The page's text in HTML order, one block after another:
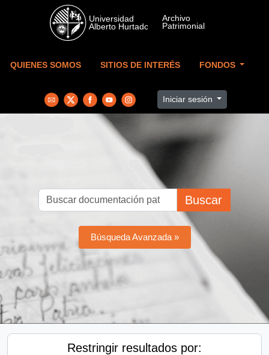
Skip to main content
QUIENES SOMOS SITIOS DE INTERÉS FONDOS
Iniciar sesión
Buscar
Búsqueda Avanzada »
Restringir resultados por: